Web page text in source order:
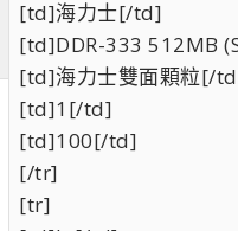
[td]海力士[/td]
[td]DDR-333 512MB
[td]海力士雙面顆粒[/
[td]1[/td]
[td]100[/td]
[/tr]
[tr]